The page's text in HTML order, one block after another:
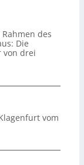
des
Die
von drei
vom